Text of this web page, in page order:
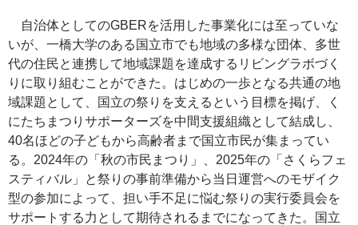
自治体としてのGBERを活用した事業化には至っていな
いが、一橋大学のある国立市でも地域の多様な団体、多世
代の住民と連携して地域課題を達成するリビングラボづく
りに取り組むことができた。はじめの一歩となる共通の地
域課題として、国立の祭りを支えるという目標を掲げ、く
にたちまつりサポーターズを中間支援組織として結成し、
40名ほどの子どもから高齢者まで国立市民が集まってい
る。2024年の「秋の市民まつり」、2025年の「さくらフェ
スティバル」と祭りの事前準備から当日運営へのモザイク
型の参加によって、担い手不足に悩む祭りの実行委員会を
サポートする力として期待されるまでになってきた。国立